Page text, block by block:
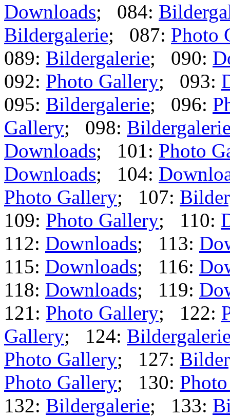
Downloads; 084:
Bildergalerie; 087: Photo
089: Bildergalerie; 090:
092: Photo Gallery; 093:
095: Bildergalerie; 096:
Gallery; 098:
Downloads; 101: Photo
Downloads; 104:
Photo Gallery; 107:
109: Photo Gallery; 110:
112: Downloads; 113:
115: Downloads; 116:
118: Downloads; 119:
121: Photo Gallery; 122:
Gallery; 124:
Photo Gallery; 127:
Photo Gallery; 130:
132: Bildergalerie; 133: